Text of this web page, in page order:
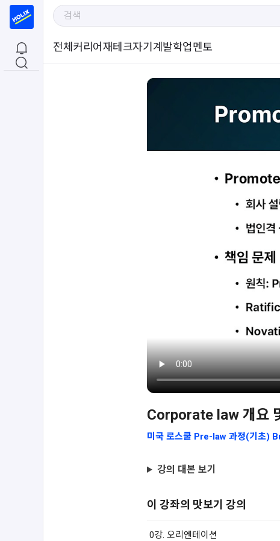
전체 커리어재테크자기계발학업멘토
Corporate law 개요
미국 로스쿨 Pre-law 과정(기초)
강의 대본 보기
이 강좌의 맛보기 강의
0강. 오리엔테이션